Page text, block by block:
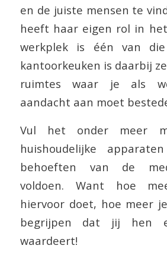
en de juiste mensen te
heeft haar eigen rol in
werkplek is één van
kantoorkeuken is daarbij
ruimtes waar je als
aandacht aan moet
Vul het onder meer
huishoudelijke
behoeften van de
voldoen. Want hoe
hiervoor doet, hoe meer
begrijpen dat jij hen
waardeert!